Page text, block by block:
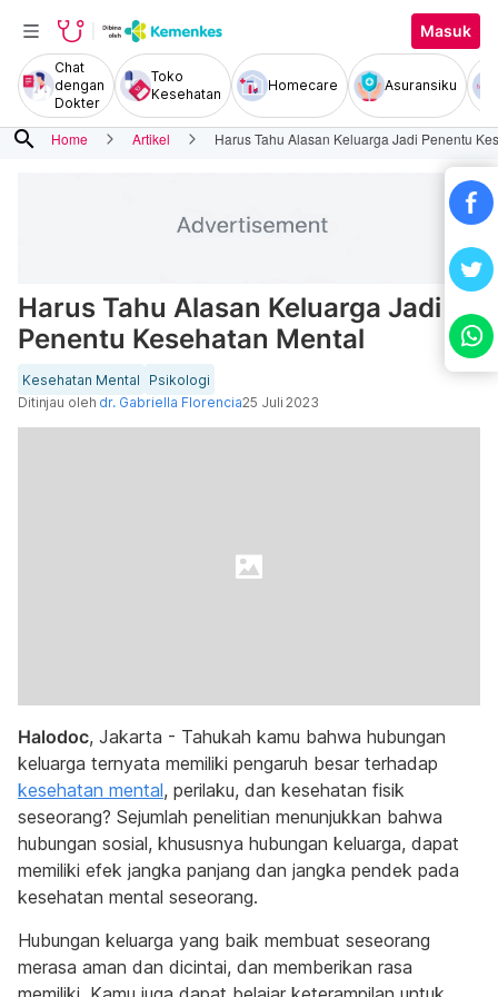
Masuk
Chat
dengan
Dokter
Toko
Kesehatan
Homecare Asuransiku
search Home Artikel Harus Tahu Alasan Keluarga Jadi Penentu
Harus Tahu Alasan Keluarga Jadi
Penentu Kesehatan Mental
Kesehatan Mental
Psikologi
Ditinjau oleh dr. Gabriella Florencia25 Juli 2023
Halodoc, Jakarta - Tahukah kamu bahwa hubungan
keluarga ternyata memiliki pengaruh besar terhadap
kesehatan mental, perilaku, dan kesehatan fisik
seseorang? Sejumlah penelitian menunjukkan bahwa
hubungan sosial, khususnya hubungan keluarga, dapat
memiliki efek jangka panjang dan jangka pendek pada
kesehatan mental seseorang.
Hubungan keluarga yang baik membuat seseorang
merasa aman dan dicintai, dan memberikan rasa